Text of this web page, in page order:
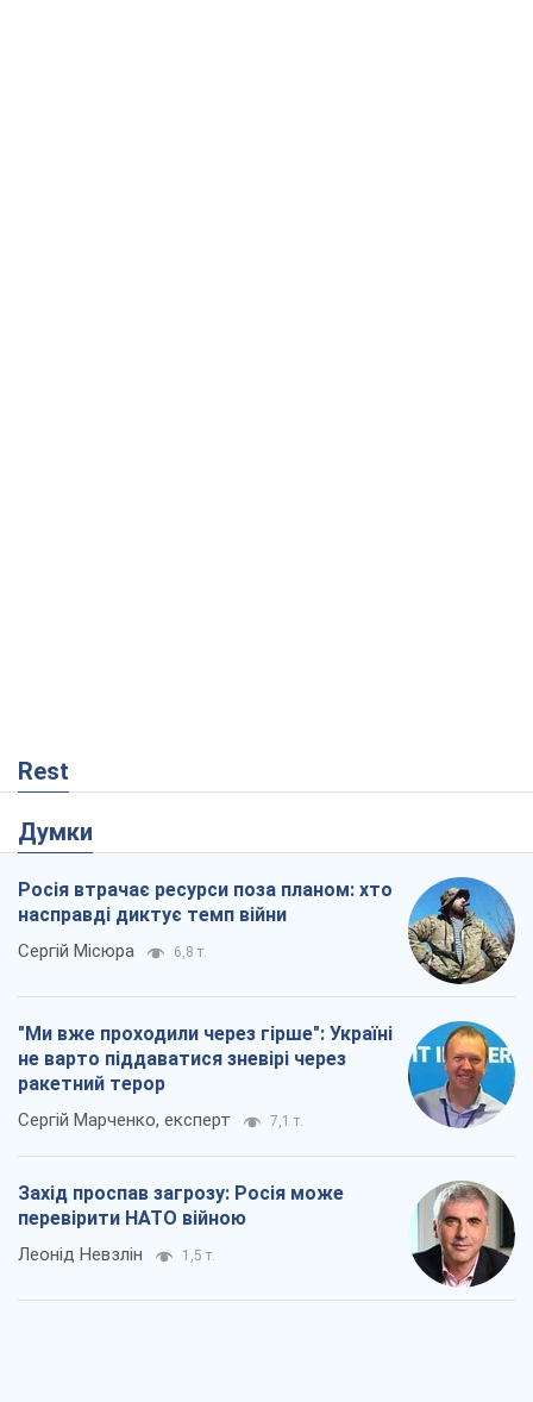
Rest
Думки
Росія втрачає ресурси поза планом: хто
насправді диктує темп війни
Сергій Місюра 6,8 т.
"Ми вже проходили через гірше": Україні
не варто піддаватися зневірі через
ракетний терор
Сергій Марченко, експерт 7,1 т.
Захід проспав загрозу: Росія може
перевірити НАТО війною
Леонід Невзлін 1,5 т.